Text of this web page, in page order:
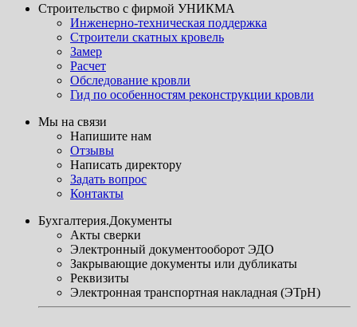
Строительство с фирмой УНИКМА
Инженерно-техническая поддержка
Строители скатных кровель
Замер
Расчет
Обследование кровли
Гид по особенностям реконструкции кровли
Мы на связи
Напишите нам
Отзывы
Написать директору
Задать вопрос
Контакты
Бухгалтерия.Документы
Акты сверки
Электронный документооборот ЭДО
Закрывающие документы или дубликаты
Реквизиты
Электронная транспортная накладная (ЭТрН)